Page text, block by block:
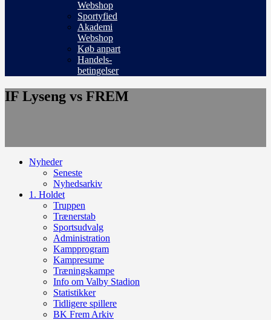
Webshop
Sportyfied
Akademi
Webshop
Køb anpart
Handels-
betingelser
IF Lyseng vs FREM
Nyheder
Seneste
Nyhedsarkiv
1. Holdet
Truppen
Trænerstab
Sportsudvalg
Administration
Kampprogram
Kampresume
Træningskampe
Info om Valby Stadion
Statistikker
Tidligere spillere
BK Frem Arkiv